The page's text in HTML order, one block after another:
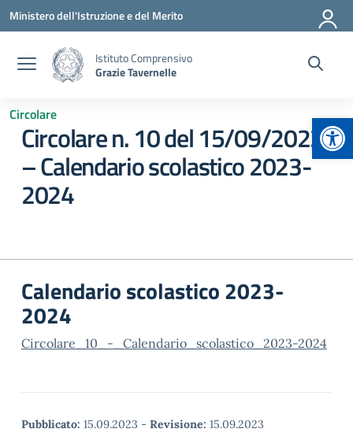
Vai ai contenuti
Vai al menu di navigazione
Vai al footer
Ministero dell'Istruzione e del Merito
Istituto Comprensivo
Grazie Tavernelle
Circolare
Circolare n. 10 del 15/09/2023
– Calendario scolastico 2023-
2024
Calendario scolastico 2023-
2024
Circolare_10_-_Calendario_scolastico_2023-2024
Pubblicato: 15.09.2023 - Revisione: 15.09.2023